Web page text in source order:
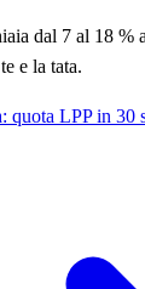
dal 7 al 18 %
e la tata.
quota LPP in 30